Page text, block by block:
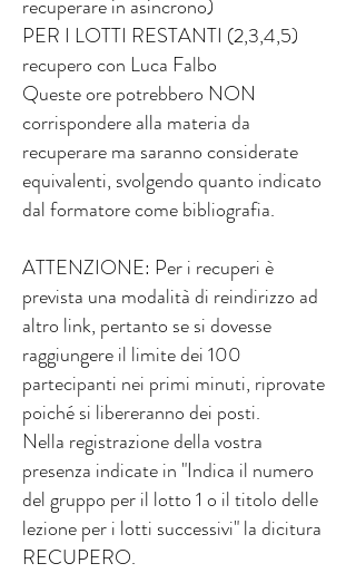
recuperare in asincrono)
PER I LOTTI RESTANTI (2,3,4,5)
recupero con Luca Falbo
Queste ore potrebbero NON
corrispondere alla materia da
recuperare ma saranno considerate
equivalenti, svolgendo quanto indicato
dal formatore come bibliografia.
ATTENZIONE: Per i recuperi è
prevista una modalità di reindirizzo ad
altro link, pertanto se si dovesse
raggiungere il limite dei 100
partecipanti nei primi minuti, riprovate
poiché si libereranno dei posti.
Nella registrazione della vostra
presenza indicate in "Indica il numero
del gruppo per il lotto 1 o il titolo delle
lezione per i lotti successivi" la dicitura
RECUPERO.